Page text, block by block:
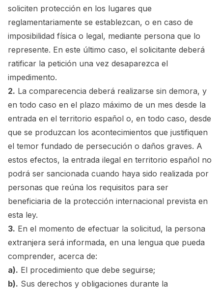
soliciten protección en los lugares que
reglamentariamente se establezcan, o en caso de
imposibilidad física o legal, mediante persona que lo
represente. En este último caso, el solicitante deberá
ratificar la petición una vez desaparezca el
impedimento.
2. La comparecencia deberá realizarse sin demora, y
en todo caso en el plazo máximo de un mes desde la
entrada en el territorio español o, en todo caso, desde
que se produzcan los acontecimientos que justifiquen
el temor fundado de persecución o daños graves. A
estos efectos, la entrada ilegal en territorio español no
podrá ser sancionada cuando haya sido realizada por
personas que reúna los requisitos para ser
beneficiaria de la protección internacional prevista en
esta ley.
3. En el momento de efectuar la solicitud, la persona
extranjera será informada, en una lengua que pueda
comprender, acerca de:
a). El procedimiento que debe seguirse;
b). Sus derechos y obligaciones durante la